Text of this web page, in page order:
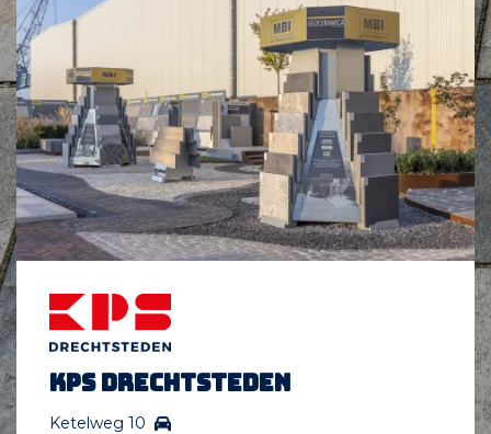
KPS Drechtsteden
Ketelweg 10